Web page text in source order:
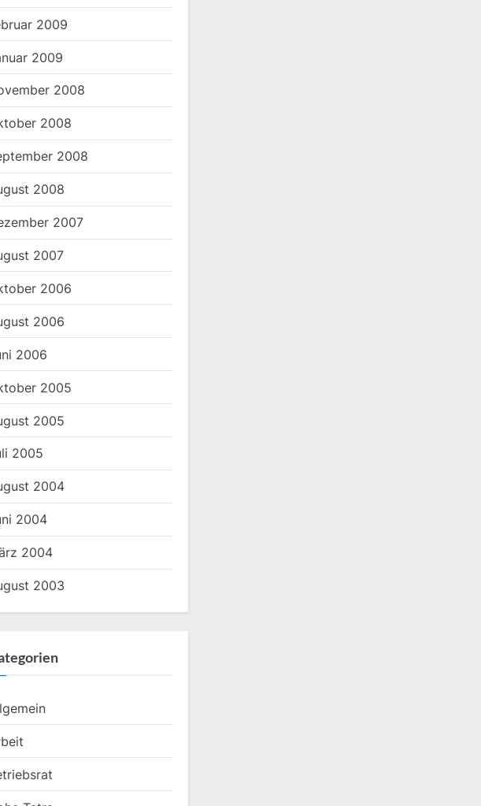
2009
2009
2008
2008
2008
2008
2007
2007
2006
2006
2006
2005
2005
2005
2004
2004
2004
2003